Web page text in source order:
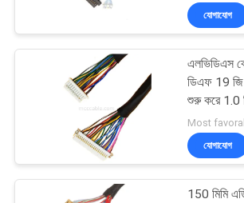
মোলেক্স কেবল
যোগাযোগ
এলভিডিএস
ডিএফ 19
শুরু করে 1.0
ডিসপ্লে
যোগাযোগ
150 মিমি